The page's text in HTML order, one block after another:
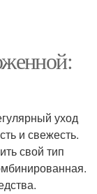
уход
и свежесть.
свой тип